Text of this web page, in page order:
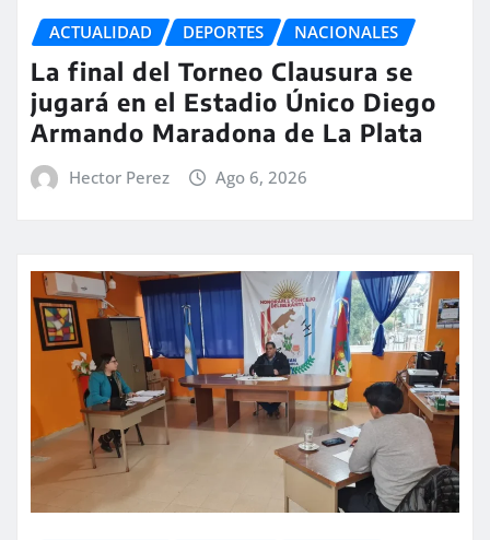
ACTUALIDAD DEPORTES NACIONALES
La final del Torneo Clausura se
jugará en el Estadio Único Diego
Armando Maradona de La Plata
Hector Perez Ago 6, 2026